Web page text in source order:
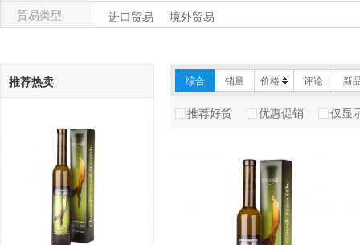
贸易类型
进口贸易 境外贸易
推荐热卖 综合 销量 价格 评论 新
推荐好货 优惠促销 仅显